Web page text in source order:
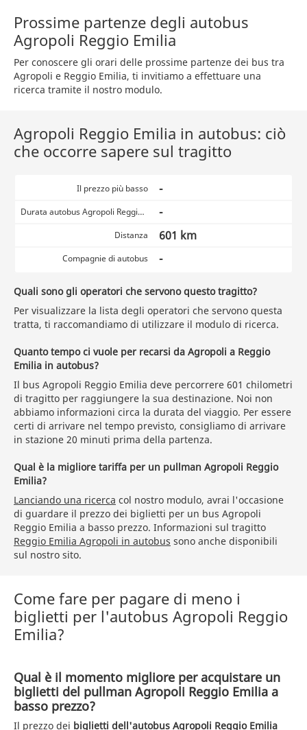
Prossime partenze degli autobus
Agropoli Reggio Emilia
Per conoscere gli orari delle prossime partenze dei bus tra
Agropoli e Reggio Emilia, ti invitiamo a effettuare una
ricerca tramite il nostro modulo.
Agropoli Reggio Emilia in autobus: ciò
che occorre sapere sul tragitto
Il prezzo più basso -
Durata autobus Agropoli Reggio Emilia -
Distanza 601 km
Compagnie di autobus -
Quali sono gli operatori che servono questo tragitto?
Per visualizzare la lista degli operatori che servono questa
tratta, ti raccomandiamo di utilizzare il modulo di ricerca.
Quanto tempo ci vuole per recarsi da Agropoli a Reggio
Emilia in autobus?
Il bus Agropoli Reggio Emilia deve percorrere 601 chilometri
di tragitto per raggiungere la sua destinazione. Noi non
abbiamo informazioni circa la durata del viaggio. Per essere
certi di arrivare nel tempo previsto, consigliamo di arrivare
in stazione 20 minuti prima della partenza.
Qual è la migliore tariffa per un pullman Agropoli Reggio
Emilia?
Lanciando una ricerca col nostro modulo, avrai l'occasione
di guardare il prezzo dei biglietti per un bus Agropoli
Reggio Emilia a basso prezzo. Informazioni sul tragitto
Reggio Emilia Agropoli in autobus sono anche disponibili
sul nostro sito.
Come fare per pagare di meno i
biglietti per l'autobus Agropoli Reggio
Emilia?
Qual è il momento migliore per acquistare un
biglietti del pullman Agropoli Reggio Emilia a
basso prezzo?
Il prezzo dei biglietti dell'autobus Agropoli Reggio Emilia